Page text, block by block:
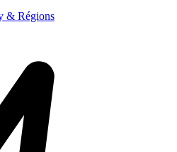
& Régions